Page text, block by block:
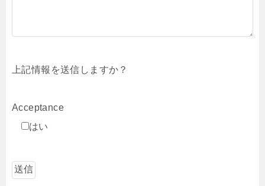
上記情報を送信しますか？
Acceptance
はい